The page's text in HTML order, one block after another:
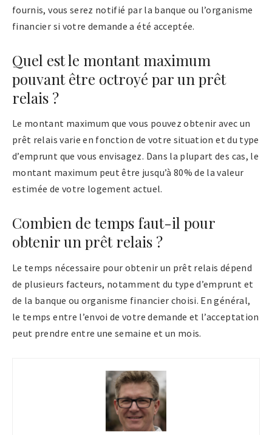
fournis, vous serez notifié par la banque ou l’organisme
financier si votre demande a été acceptée.
Quel est le montant maximum
pouvant être octroyé par un prêt
relais ?
Le montant maximum que vous pouvez obtenir avec un
prêt relais varie en fonction de votre situation et du type
d’emprunt que vous envisagez. Dans la plupart des cas, le
montant maximum peut être jusqu’à 80% de la valeur
estimée de votre logement actuel.
Combien de temps faut-il pour
obtenir un prêt relais ?
Le temps nécessaire pour obtenir un prêt relais dépend
de plusieurs facteurs, notamment du type d’emprunt et
de la banque ou organisme financier choisi. En général,
le temps entre l’envoi de votre demande et l’acceptation
peut prendre entre une semaine et un mois.